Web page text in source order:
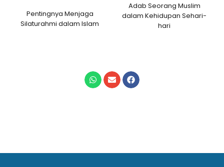
Pentingnya Menjaga
Silaturahmi dalam Islam
Adab Seorang Muslim
dalam Kehidupan Sehari-
hari